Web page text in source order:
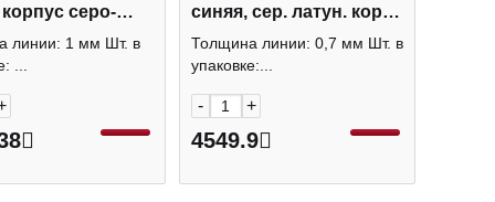
серо-
1мм
линии: 1 мм Шт. в
...
синяя, сер. латун. корп.,
позол. отд., 1мм
1931670
Толщина линии: 0,7 мм Шт. в
упаковке:...
- +
4549.9